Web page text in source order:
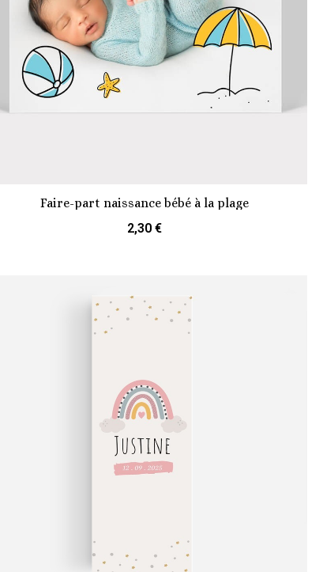
Faire-part naissance bébé à la plage
2,30 €